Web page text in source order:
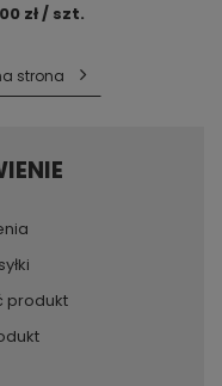
zł / szt.
strona
produkt